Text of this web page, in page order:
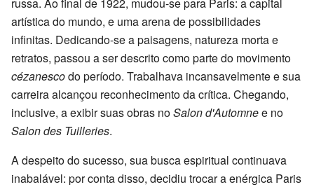
artística do mundo, e uma arena de possibilidades
infinitas. Dedicando-se a paisagens, natureza morta e
retratos, passou a ser descrito como parte do movimento
cézanescodo período. Trabalhava incansavelmente e sua
carreira alcançou reconhecimento da crítica. Chegando,
inclusive, a exibir suas obras noSalon d'Automnee no
Salon des Tuilleries.
A despeito do sucesso, sua busca espiritual continuava
inabalável: por conta disso, decidiu trocar a enérgica Paris